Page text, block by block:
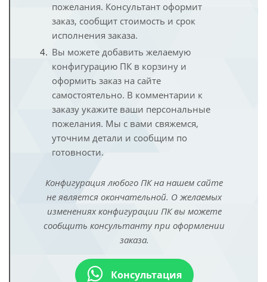
пожелания. Консультант оформит
заказ, сообщит стоимость и срок
исполнения заказа.
Вы можете добавить желаемую
конфигурацию ПК в корзину и
оформить заказ на сайте
самостоятельно. В комментарии к
заказу укажите ваши персональные
пожелания. Мы с вами свяжемся,
уточним детали и сообщим по
готовности.
Конфигурация любого ПК на нашем сайте
не является окончательной. О желаемых
изменениях конфигурации ПК вы можете
сообщить консультанту при оформлении
заказа.
Консультация